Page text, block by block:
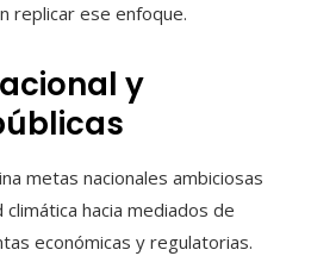
replicar ese enfoque.
y
metas nacionales ambiciosas
hacia mediados de
económicas y regulatorias.